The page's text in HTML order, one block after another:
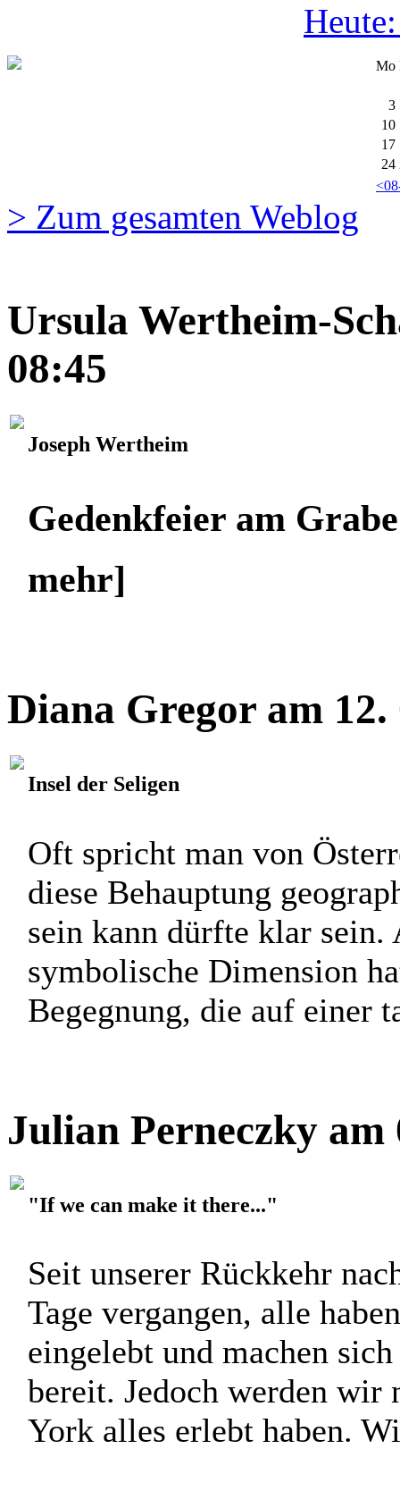
Mo
3
10
17
24
> Zum gesamten Weblog
Ursula Wertheim-
08:45
Joseph Wertheim
Gedenkfeier am
mehr]
Diana Gregor am 12.
Insel der Seligen
Oft spricht man von
diese Behauptung
sein kann dürfte klar
symbolische Dimension
Begegnung, die auf einer
Julian Perneczky am
"If we can make it there..."
Seit unserer Rückkehr
Tage vergangen, alle
eingelebt und machen
bereit. Jedoch werden wir
York alles erlebt haben.